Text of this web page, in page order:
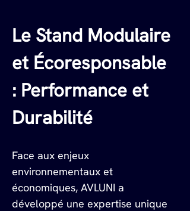
Le Stand Modulaire
et Écoresponsable
: Performance et
Durabilité
Face aux enjeux
environnementaux et
économiques, AVLUNI a
développé une expertise unique